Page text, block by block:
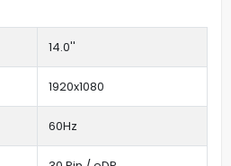
14.0''
1920x1080
60Hz